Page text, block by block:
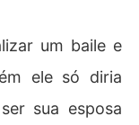
um baile e
ele só diria
sua esposa